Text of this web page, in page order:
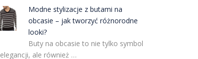
Modne stylizacje z butami na
obcasie – jak tworzyć różnorodne
looki?
Buty na obcasie to nie tylko symbol
elegancji, ale również …